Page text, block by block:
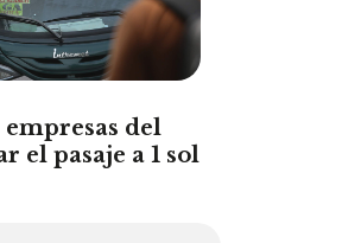
del
el pasaje a 1 sol